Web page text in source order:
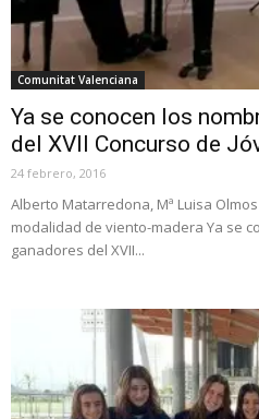
Comunitat Valenciana
Ya se conocen los
del XVII Concurso de
24 febrero, 2016
Alberto Matarredona, Mª Luisa
modalidad de viento-madera Ya se
ganadores del XVII...